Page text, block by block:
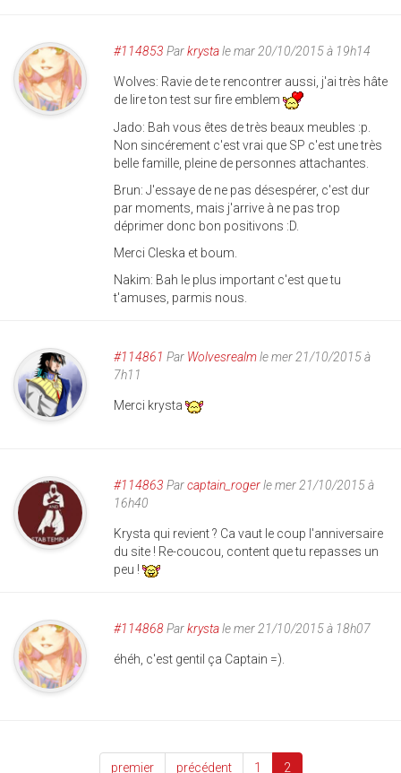
#114853 Parkrystale mar 20/10/2015 à 19h14
Wolves: Ravie de te rencontrer aussi, j'ai très hâte
de lire ton test sur fire emblem
Jado: Bah vous êtes de très beaux meubles :p.
Non sincérement c'est vrai que SP c'est une très
belle famille, pleine de personnes attachantes.
Brun: J'essaye de ne pas désespérer, c'est dur
par moments, mais j'arrive à ne pas trop
déprimer donc bon positivons :D.
Merci Cleska et boum.
Nakim: Bah le plus important c'est que tu
t'amuses, parmis nous.
#114861 Par Wolvesrealmle mer 21/10/2015 à
7h11
Merci krysta
#114863 Parcaptain_rogerle mer 21/10/2015 à
16h40
Krysta qui revient ? Ca vaut le coup l'anniversaire
du site ! Re-coucou, content que tu repasses un
peu !
#114868Parkrystale mer 21/10/2015 à 18h07
éhéh, c'est gentil ça Captain =).
premier précédent 1 2